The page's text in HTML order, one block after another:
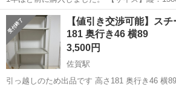
行き：上段22cm 下段42cm （大体です） 【
部分に多少傷があります。 【アピールポイン
の物しか掛け...
佐賀 佐賀市 佐賀駅 収納家具 ラ
【値引き交渉可能】
181 奥行き46
3,500円
佐賀駅
引っ越しのため出品です 高さ181 奥行き46 横89 ご理解いただける方